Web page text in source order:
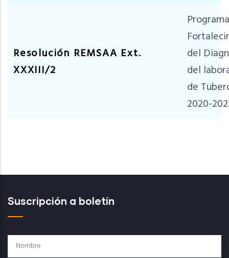
Resolución REMSAA Ext.
XXXIII/2
Programa
del
del
de
2020-
Suscripción a boletín
Nombre